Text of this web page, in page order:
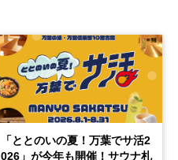
「ととのいの夏！万葉でサ活2
026」が今年も開催！サウナ札